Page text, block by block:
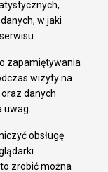
w jaki
zapamiętywania
wizyty na
danych
obsługę
zrobić można